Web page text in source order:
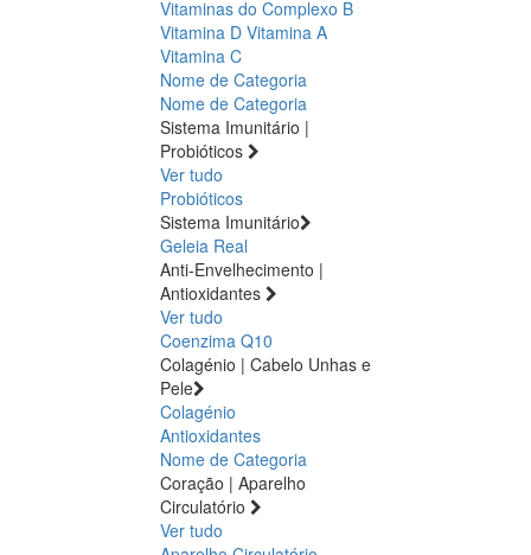
Vitaminas do Complexo B
Vitamina D Vitamina A
Vitamina C
Nome de Categoria
Nome de Categoria
Sistema Imunitário |
Probióticos
Ver tudo
Probióticos
Sistema Imunitário
Geleia Real
Anti-Envelhecimento |
Antioxidantes
Ver tudo
Coenzima Q10
Colagénio | Cabelo Unhas e
Pele
Colagénio
Antioxidantes
Nome de Categoria
Coração | Aparelho
Circulatório
Ver tudo